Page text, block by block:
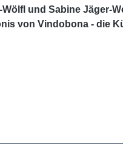
und Sabine Jäger-
von Vindobona - die